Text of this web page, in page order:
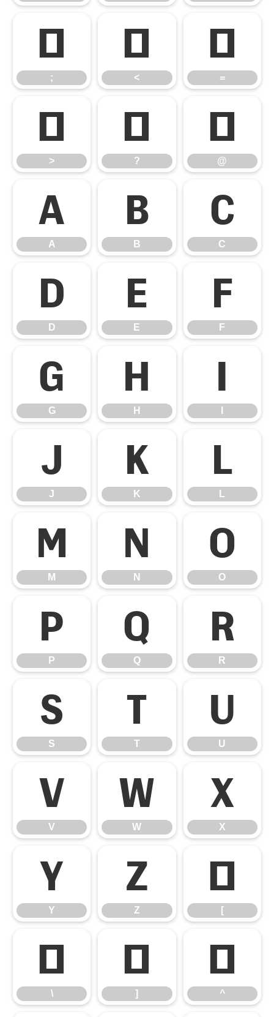
;
;
<
<
=
=
>
>
?
?
@
@
A
A
B
B
C
C
D
D
E
E
F
F
G
G
H
H
I
J
J
K
K
L
L
M
M
N
N
O
O
P
P
Q
Q
R
R
S
S
T
T
U
U
V
V
W
W
X
X
Y
Y
Z
Z
[
[
\
\
]
]
^
^